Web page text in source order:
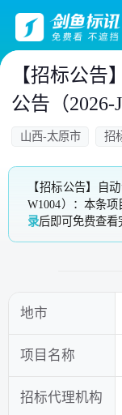
【招标公告
公告（2026-
山西-太原市 招
【招标公告】自
W1004）：本条项
录后即可免费查看
地市
项目名称
招标代理机构